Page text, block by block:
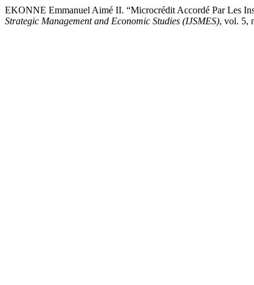
EKONNE Emmanuel Aimé II. “Microcrédit Accordé Par Les
Strategic Management and Economic Studies (IJSMES), vol. 5,